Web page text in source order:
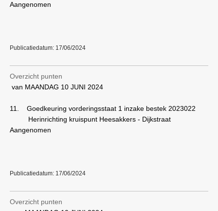
Aangenomen
Publicatiedatum: 17/06/2024
Overzicht punten
van MAANDAG 10 JUNI 2024
11.
Goedkeuring vorderingsstaat 1 inzake bestek 2023022
Herinrichting kruispunt Heesakkers - Dijkstraat
Aangenomen
Publicatiedatum: 17/06/2024
Overzicht punten